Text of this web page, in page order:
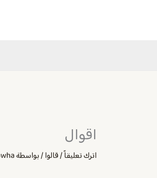
اقوال
اترك تعليقاً/قالوا/ بواسطة